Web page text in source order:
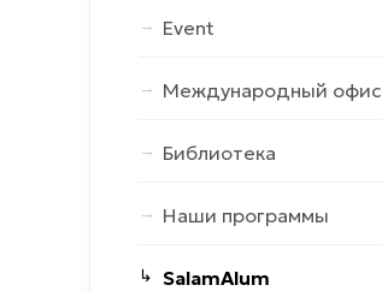
Event
Международный офис
Библиотека
Наши программы
SalamAlum